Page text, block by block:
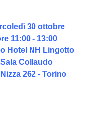
30 ottobre
11:00 - 13:00
Hotel NH Lingotto
Sala Collaudo
262 - Torino